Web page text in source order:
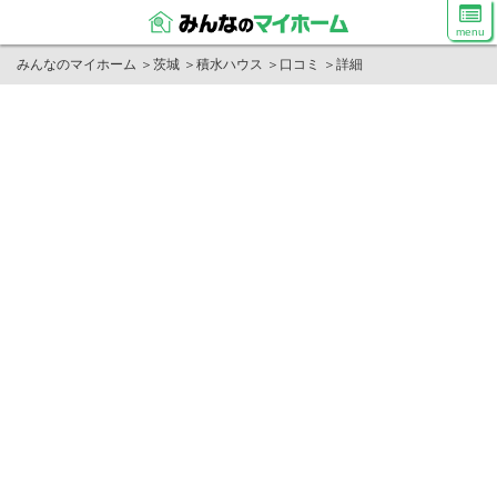
menu
みんなのマイホーム ＞ 茨城 ＞ 積水ハウス ＞ 口コミ ＞ 詳細